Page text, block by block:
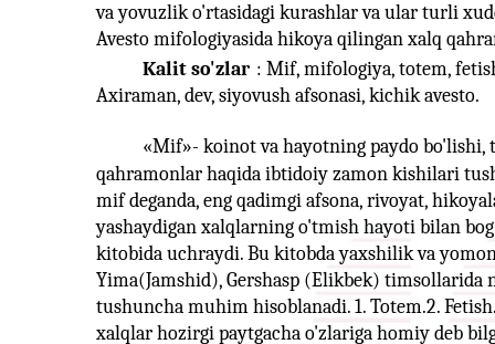
va yovuzlik o'rtasidagi kurashlar va ular turli
Avesto mifologiyasida hikoya qilingan xalq
Kalit so'zlar : Mif, mifologiya, totem,
Axiraman, dev, siyovush afsonasi, kichik avesto.
«Mif»- koinot va hayotning paydo bo'lishi,
qahramonlar haqida ibtidoiy zamon kishilari
mif deganda, eng qadimgi afsona, rivoyat,
yashaydigan xalqlarning o'tmish hayoti bilan
kitobida uchraydi. Bu kitobda yaxshilik va
Yima(Jamshid), Gershasp (Elikbek) timsollarida
tushuncha muhim hisoblanadi. 1. Totem.2.
xalqlar hozirgi paytgacha o'zlariga homiy deb